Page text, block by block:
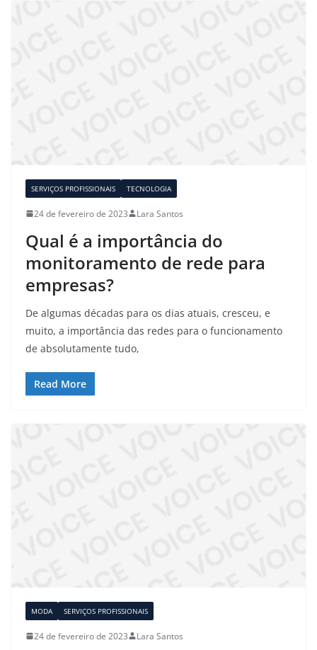
SERVIÇOS PROFISSIONAIS TECNOLOGIA
24 de fevereiro de 2023 Lara Santos
Qual é a importância do
monitoramento de rede para
empresas?
De algumas décadas para os dias atuais, cresceu, e
muito, a importância das redes para o funcionamento
de absolutamente tudo,
Read More
MODA SERVIÇOS PROFISSIONAIS
24 de fevereiro de 2023 Lara Santos